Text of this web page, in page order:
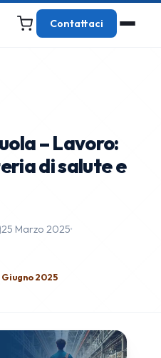
Contattaci
– Lavoro:
di salute e
25 Marzo 2025·
Giugno 2025